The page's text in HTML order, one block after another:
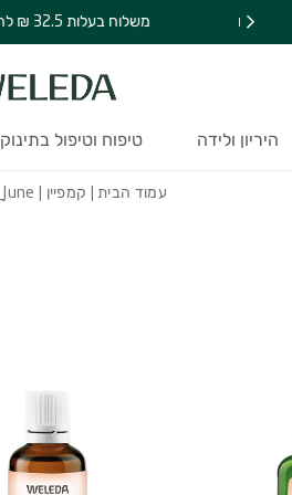
משלוח בעלות 32.5 ₪ להזמנות עד 249 ₪
היריון ולידה טיפוח וטיפול בתינוק
עמוד הבית| קמפיין